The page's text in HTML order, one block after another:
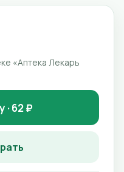
«Аптека Лекарь
· 62 ₽